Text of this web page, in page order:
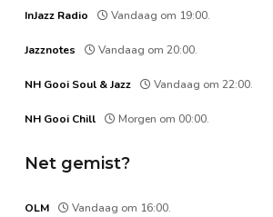
InJazz Radio Vandaag om 19:00.
Jazznotes Vandaag om 20:00.
NH Gooi Soul & Jazz Vandaag om 22:00.
NH Gooi Chill Morgen om 00:00.
Net gemist?
OLM Vandaag om 16:00.